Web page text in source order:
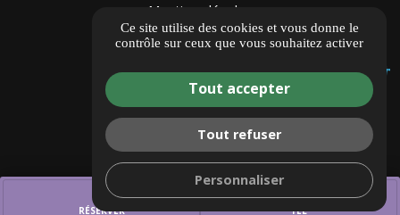
mail
RÉSERVER
call
TÉL
Mentions légales
Politique de confidentialité
Gestion des cookies
Ce site utilise des cookies et vous donne le
contrôle sur ceux que vous souhaitez activer
Tout accepter
Tout refuser
Personnaliser